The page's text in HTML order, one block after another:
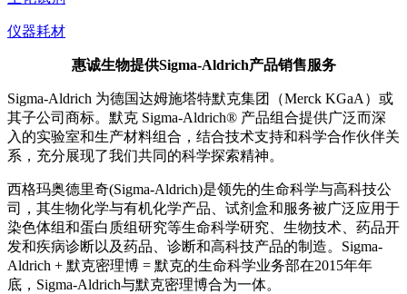
仪器耗材
惠诚生物提供Sigma-Aldrich产品销售服务
Sigma-Aldrich 为德国达姆施塔特默克集团（Merck KGaA）或
其子公司商标。默克 Sigma-Aldrich® 产品组合提供广泛而深
入的实验室和生产材料组合，结合技术支持和科学合作伙伴关
系，充分展现了我们共同的科学探索精神。
西格玛奥德里奇(Sigma-Aldrich)是领先的生命科学与高科技公
司，其生物化学与有机化学产品、试剂盒和服务被广泛应用于
染色体组和蛋白质组研究等生命科学研究、生物技术、药品开
发和疾病诊断以及药品、诊断和高科技产品的制造。Sigma-
Aldrich + 默克密理博 = 默克的生命科学业务部在2015年年
底，Sigma-Aldrich与默克密理博合为一体。